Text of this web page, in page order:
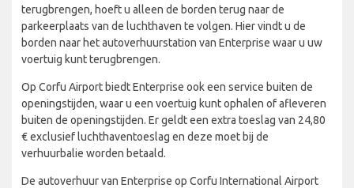
terugbrengen, hoeft u alleen de borden terug naar de
parkeerplaats van de luchthaven te volgen. Hier vindt u de
borden naar het autoverhuurstation van Enterprise waar u uw
voertuig kunt terugbrengen.
Op Corfu Airport biedt Enterprise ook een service buiten de
openingstijden, waar u een voertuig kunt ophalen of afleveren
buiten de openingstijden. Er geldt een extra toeslag van 24,80
€ exclusief luchthaventoeslag en deze moet bij de
verhuurbalie worden betaald.
De autoverhuur van Enterprise op Corfu International Airport